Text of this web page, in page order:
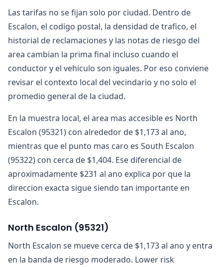
Las tarifas no se fijan solo por ciudad. Dentro de
Escalon, el codigo postal, la densidad de trafico, el
historial de reclamaciones y las notas de riesgo del
area cambian la prima final incluso cuando el
conductor y el vehiculo son iguales. Por eso conviene
revisar el contexto local del vecindario y no solo el
promedio general de la ciudad.
En la muestra local, el area mas accesible es North
Escalon (95321) con alrededor de $1,173 al ano,
mientras que el punto mas caro es South Escalon
(95322) con cerca de $1,404. Ese diferencial de
aproximadamente $231 al ano explica por que la
direccion exacta sigue siendo tan importante en
Escalon.
North Escalon (95321)
North Escalon se mueve cerca de $1,173 al ano y entra
en la banda de riesgo moderado. Lower risk